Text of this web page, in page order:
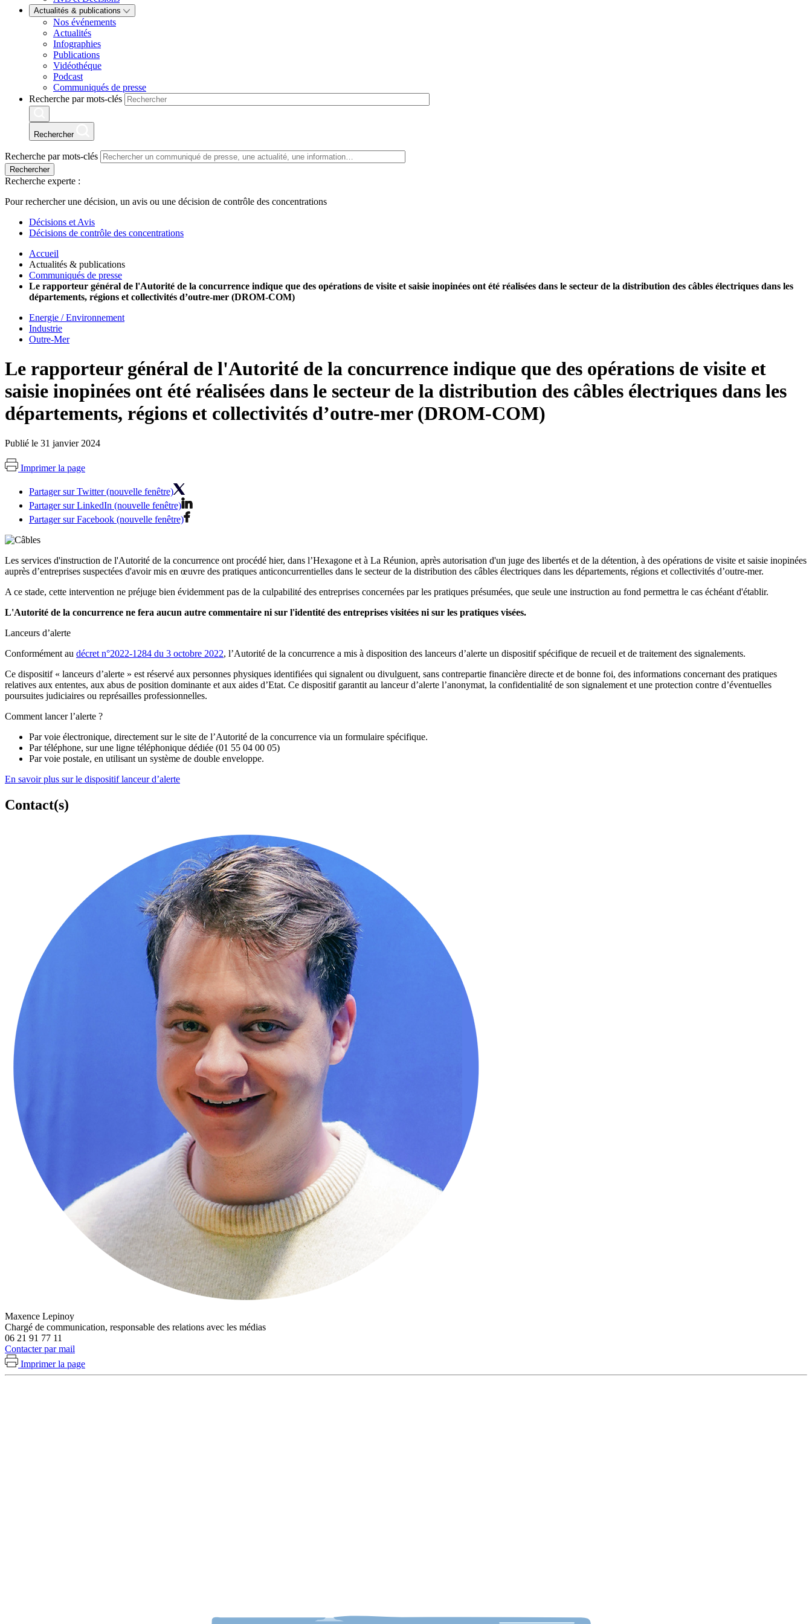
Actualités & publications
Nos événements
Actualités
Infographies
Publications
Vidéothéque
Podcast
Communiqués de presse
Recherche par mots-clés
Rechercher
Recherche par mots-clés
Rechercher
Recherche experte :
Pour rechercher une décision, un avis ou une décision de contrôle des concentrations
Décisions et Avis
Décisions de contrôle des concentrations
Accueil
Actualités & publications
Communiqués de presse
Le rapporteur général de l'Autorité de la concurrence indique que des opérations de visite et saisie inopinées ont été réalisées dans le secteur de la distribution des câbles électriques dans les
départements, régions et collectivités d’outre-mer (DROM-COM)
Energie / Environnement
Industrie
Outre-Mer
Le rapporteur général de l'Autorité de la concurrence indique que des opérations de visite et
saisie inopinées ont été réalisées dans le secteur de la distribution des câbles électriques dans les
départements, régions et collectivités d’outre-mer (DROM-COM)
Publié le 31 janvier 2024
Imprimer la page
Partager sur Twitter (nouvelle fenêtre)
Partager sur LinkedIn (nouvelle fenêtre)
Partager sur Facebook (nouvelle fenêtre)
Les services d'instruction de l'Autorité de la concurrence ont procédé hier, dans l’Hexagone et à La Réunion, après autorisation d'un juge des libertés et de la détention, à des opérations de visite et saisie inopinées
auprès d’entreprises suspectées d'avoir mis en œuvre des pratiques anticoncurrentielles dans le secteur de la distribution des câbles électriques dans les départements, régions et collectivités d’outre-mer.
A ce stade, cette intervention ne préjuge bien évidemment pas de la culpabilité des entreprises concernées par les pratiques présumées, que seule une instruction au fond permettra le cas échéant d'établir.
L'Autorité de la concurrence ne fera aucun autre commentaire ni sur l'identité des entreprises visitées ni sur les pratiques visées.
Lanceurs d’alerte
Conformément au décret n°2022-1284 du 3 octobre 2022, l’Autorité de la concurrence a mis à disposition des lanceurs d’alerte un dispositif spécifique de recueil et de traitement des signalements.
Ce dispositif « lanceurs d’alerte » est réservé aux personnes physiques identifiées qui signalent ou divulguent, sans contrepartie financière directe et de bonne foi, des informations concernant des pratiques
relatives aux ententes, aux abus de position dominante et aux aides d’Etat. Ce dispositif garantit au lanceur d’alerte l’anonymat, la confidentialité de son signalement et une protection contre d’éventuelles
poursuites judiciaires ou représailles professionnelles.
Comment lancer l’alerte ?
Par voie électronique, directement sur le site de l’Autorité de la concurrence via un formulaire spécifique.
Par téléphone, sur une ligne téléphonique dédiée (01 55 04 00 05)
Par voie postale, en utilisant un système de double enveloppe.
En savoir plus sur le dispositif lanceur d’alerte
Contact(s)
Maxence Lepinoy
Chargé de communication, responsable des relations avec les médias
06 21 91 77 11
Contacter par mail
Imprimer la page